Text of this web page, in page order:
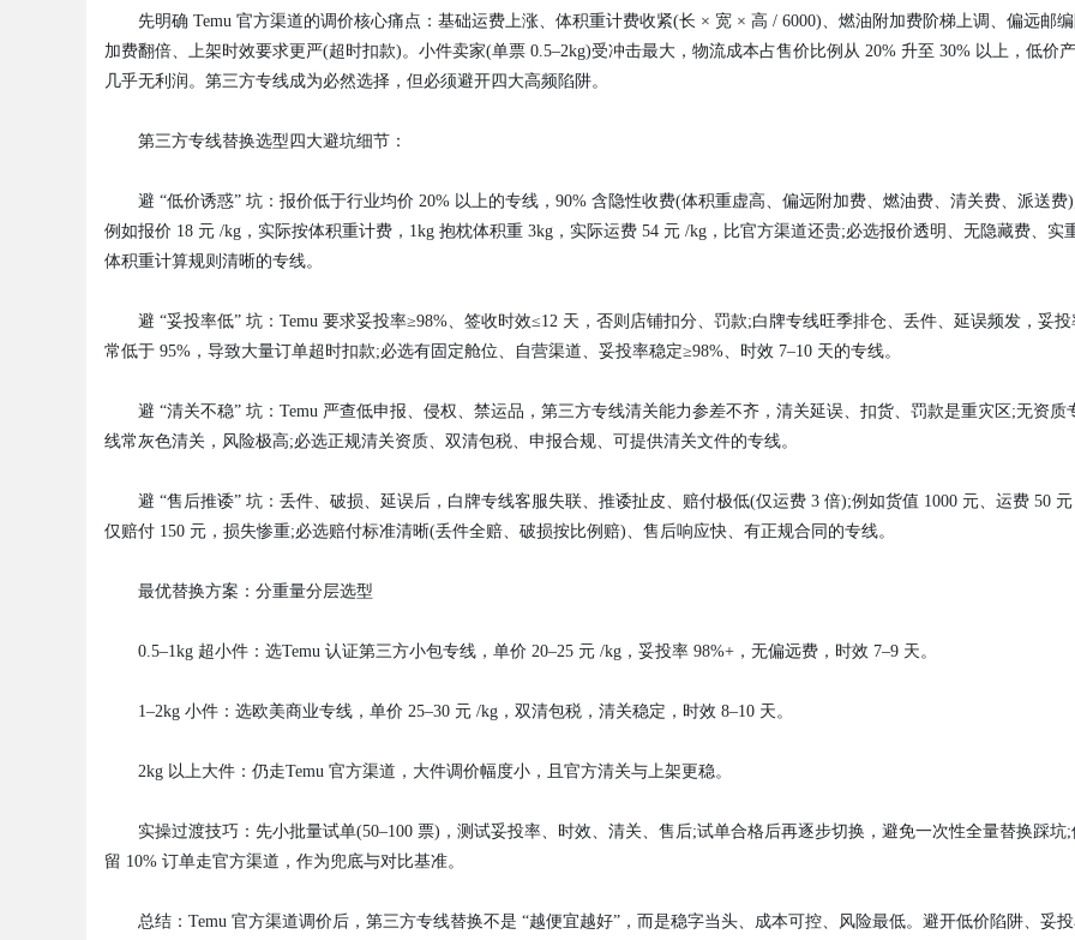
ar
先明确 Temu 官方渠道的调价核心痛点：基础运费上涨、体积重计费收紧(长 × 宽 × 高 / 6000)、燃油附加费阶梯上调、偏远邮
加费翻倍、上架时效要求更严(超时扣款)。小件卖家(单票 0.5–2kg)受冲击最大，物流成本占售价比例从 20% 升至 30% 以上，低价
几乎无利润。第三方专线成为必然选择，但必须避开四大高频陷阱。
第三方专线替换选型四大避坑细节：
避 “低价诱惑” 坑：报价低于行业均价 20% 以上的专线，90% 含隐性收费(体积重虚高、偏远附加费、燃油费、清关费、派送费
例如报价 18 元 /kg，实际按体积重计费，1kg 抱枕体积重 3kg，实际运费 54 元 /kg，比官方渠道还贵;必选报价透明、无隐藏费、实
体积重计算规则清晰的专线。
避 “妥投率低” 坑：Temu 要求妥投率≥98%、签收时效≤12 天，否则店铺扣分、罚款;白牌专线旺季排仓、丢件、延误频发，妥投
常低于 95%，导致大量订单超时扣款;必选有固定舱位、自营渠道、妥投率稳定≥98%、时效 7–10 天的专线。
避 “清关不稳” 坑：Temu 严查低申报、侵权、禁运品，第三方专线清关能力参差不齐，清关延误、扣货、罚款是重灾区;无资质
线常灰色清关，风险极高;必选正规清关资质、双清包税、申报合规、可提供清关文件的专线。
避 “售后推诿” 坑：丢件、破损、延误后，白牌专线客服失联、推诿扯皮、赔付极低(仅运费 3 倍);例如货值 1000 元、运费 50 元
仅赔付 150 元，损失惨重;必选赔付标准清晰(丢件全赔、破损按比例赔)、售后响应快、有正规合同的专线。
最优替换方案：分重量分层选型
0.5–1kg 超小件：选Temu 认证第三方小包专线，单价 20–25 元 /kg，妥投率 98%+，无偏远费，时效 7–9 天。
1–2kg 小件：选欧美商业专线，单价 25–30 元 /kg，双清包税，清关稳定，时效 8–10 天。
2kg 以上大件：仍走Temu 官方渠道，大件调价幅度小，且官方清关与上架更稳。
实操过渡技巧：先小批量试单(50–100 票)，测试妥投率、时效、清关、售后;试单合格后再逐步切换，避免一次性全量替换踩坑;
留 10% 订单走官方渠道，作为兜底与对比基准。
总结：Temu 官方渠道调价后，第三方专线替换不是 “越便宜越好”，而是稳字当头、成本可控、风险最低。避开低价陷阱、妥